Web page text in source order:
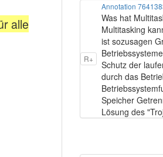
R+
Annotation
Was hat
Multitasking
ist sozusagen
Schutz der
durch das
Speicher
Lösung des